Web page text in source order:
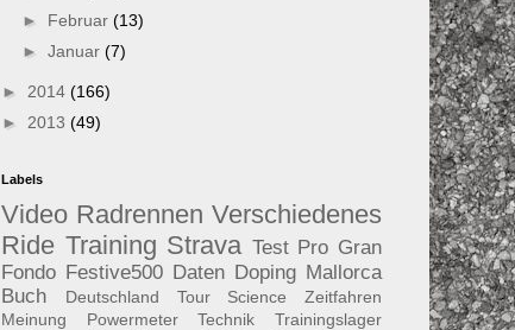
► Februar (13)
► Januar (7)
► 2014 (166)
► 2013 (49)
Labels
Video Radrennen Verschiedenes
Ride Training Strava Test Pro Gran
Fondo Festive500 Daten Doping Mallorca
Buch
Deutschland Tour Science
Zeitfahren
Meinung
Powermeter Technik
Trainingslager